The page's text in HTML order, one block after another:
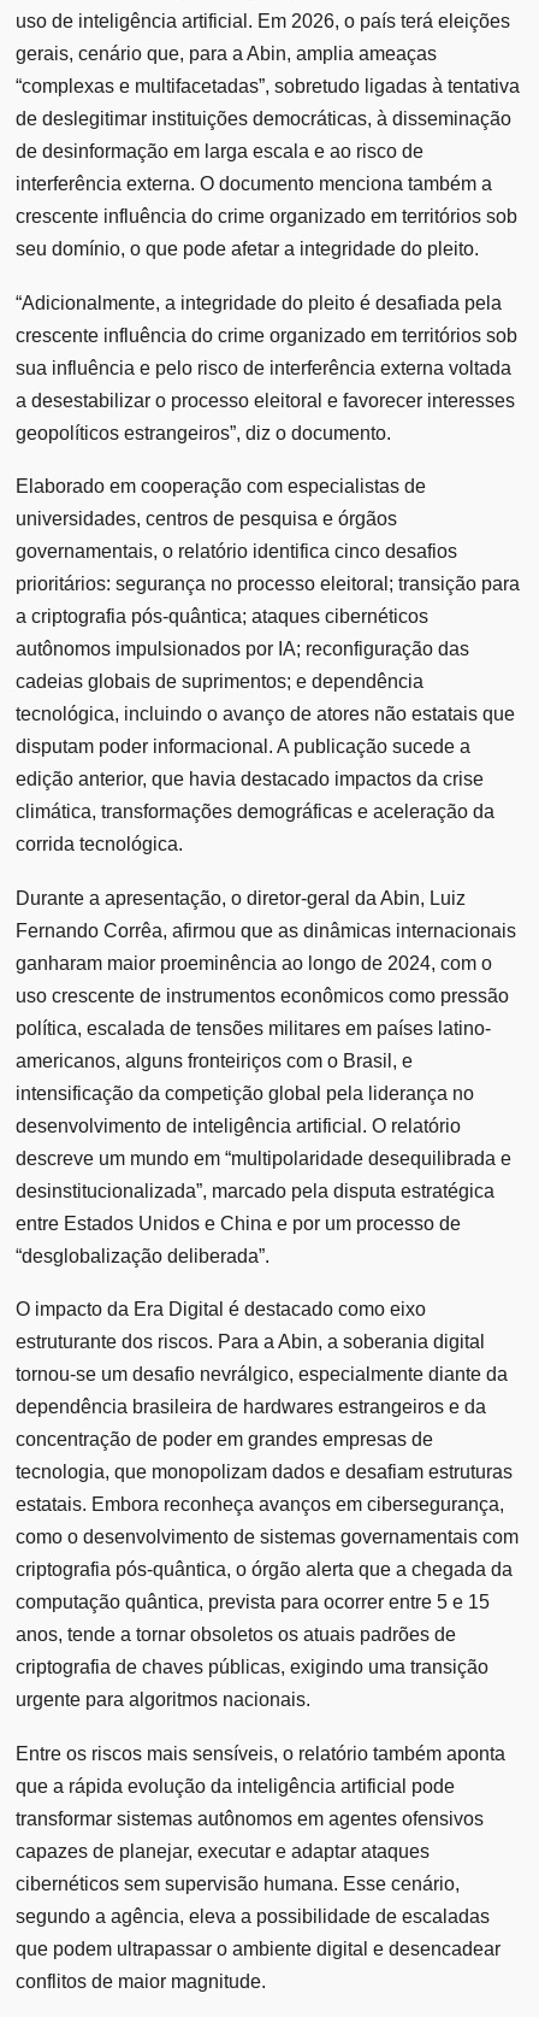
uso de inteligência artificial. Em 2026, o país terá eleições
gerais, cenário que, para a Abin, amplia ameaças
“complexas e multifacetadas”, sobretudo ligadas à tentativa
de deslegitimar instituições democráticas, à disseminação
de desinformação em larga escala e ao risco de
interferência externa. O documento menciona também a
crescente influência do crime organizado em territórios sob
seu domínio, o que pode afetar a integridade do pleito.
“Adicionalmente, a integridade do pleito é desafiada pela
crescente influência do crime organizado em territórios sob
sua influência e pelo risco de interferência externa voltada
a desestabilizar o processo eleitoral e favorecer interesses
geopolíticos estrangeiros”, diz o documento.
Elaborado em cooperação com especialistas de
universidades, centros de pesquisa e órgãos
governamentais, o relatório identifica cinco desafios
prioritários: segurança no processo eleitoral; transição para
a criptografia pós-quântica; ataques cibernéticos
autônomos impulsionados por IA; reconfiguração das
cadeias globais de suprimentos; e dependência
tecnológica, incluindo o avanço de atores não estatais que
disputam poder informacional. A publicação sucede a
edição anterior, que havia destacado impactos da crise
climática, transformações demográficas e aceleração da
corrida tecnológica.
Durante a apresentação, o diretor-geral da Abin, Luiz
Fernando Corrêa, afirmou que as dinâmicas internacionais
ganharam maior proeminência ao longo de 2024, com o
uso crescente de instrumentos econômicos como pressão
política, escalada de tensões militares em países latino-
americanos, alguns fronteiriços com o Brasil, e
intensificação da competição global pela liderança no
desenvolvimento de inteligência artificial. O relatório
descreve um mundo em “multipolaridade desequilibrada e
desinstitucionalizada”, marcado pela disputa estratégica
entre Estados Unidos e China e por um processo de
“desglobalização deliberada”.
O impacto da Era Digital é destacado como eixo
estruturante dos riscos. Para a Abin, a soberania digital
tornou-se um desafio nevrálgico, especialmente diante da
dependência brasileira de hardwares estrangeiros e da
concentração de poder em grandes empresas de
tecnologia, que monopolizam dados e desafiam estruturas
estatais. Embora reconheça avanços em cibersegurança,
como o desenvolvimento de sistemas governamentais com
criptografia pós-quântica, o órgão alerta que a chegada da
computação quântica, prevista para ocorrer entre 5 e 15
anos, tende a tornar obsoletos os atuais padrões de
criptografia de chaves públicas, exigindo uma transição
urgente para algoritmos nacionais.
Entre os riscos mais sensíveis, o relatório também aponta
que a rápida evolução da inteligência artificial pode
transformar sistemas autônomos em agentes ofensivos
capazes de planejar, executar e adaptar ataques
cibernéticos sem supervisão humana. Esse cenário,
segundo a agência, eleva a possibilidade de escaladas
que podem ultrapassar o ambiente digital e desencadear
conflitos de maior magnitude.